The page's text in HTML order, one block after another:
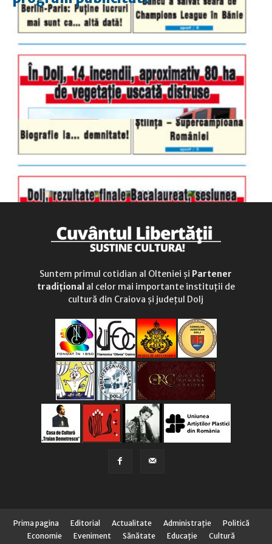
luni-vineri
9.00 - 17.00
duminică
9.00 - 12.00
Suntem primul cotidian al Olteniei și Partener
tradițional al celor mai importante instituții de
cultură din Craiova și județul Dolj
Prima pagina Editorial Actualitate Administraţie
Politică
Economie
Eveniment Sănătate Educaţie Cultură